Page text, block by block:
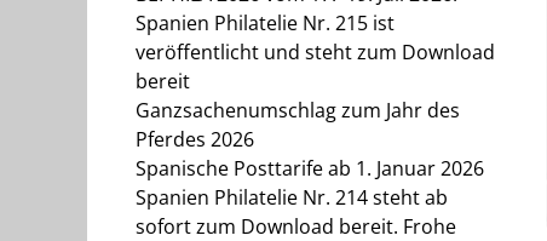
Spanien Philatelie Nr. 215 ist
veröffentlicht und steht zum Download
bereit
Ganzsachenumschlag zum Jahr des
Pferdes 2026
Spanische Posttarife ab 1. Januar 2026
Spanien Philatelie Nr. 214 steht ab
sofort zum Download bereit. Frohe